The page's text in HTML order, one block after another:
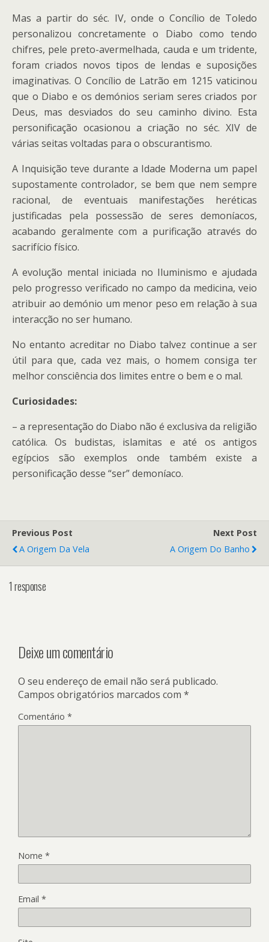
Mas a partir do séc. IV, onde o Concílio de Toledo
personalizou concretamente o Diabo como tendo
chifres, pele preto-avermelhada, cauda e um tridente,
foram criados novos tipos de lendas e suposições
imaginativas. O Concílio de Latrão em 1215 vaticinou
que o Diabo e os demónios seriam seres criados por
Deus, mas desviados do seu caminho divino. Esta
personificação ocasionou a criação no séc. XIV de
várias seitas voltadas para o obscurantismo.
A Inquisição teve durante a Idade Moderna um papel
supostamente controlador, se bem que nem sempre
racional, de eventuais manifestações heréticas
justificadas pela possessão de seres demoníacos,
acabando geralmente com a purificação através do
sacrifício físico.
A evolução mental iniciada no Iluminismo e ajudada
pelo progresso verificado no campo da medicina, veio
atribuir ao demónio um menor peso em relação à sua
interacção no ser humano.
No entanto acreditar no Diabo talvez continue a ser
útil para que, cada vez mais, o homem consiga ter
melhor consciência dos limites entre o bem e o mal.
Curiosidades:
– a representação do Diabo não é exclusiva da religião
católica. Os budistas, islamitas e até os antigos
egípcios são exemplos onde também existe a
personificação desse “ser” demoníaco.
Previous Post
A Origem Da Vela
Next Post
A Origem Do Banho
1 response
Deixe um comentário
O seu endereço de email não será publicado.
Campos obrigatórios marcados com *
Comentário *
Nome *
Email *